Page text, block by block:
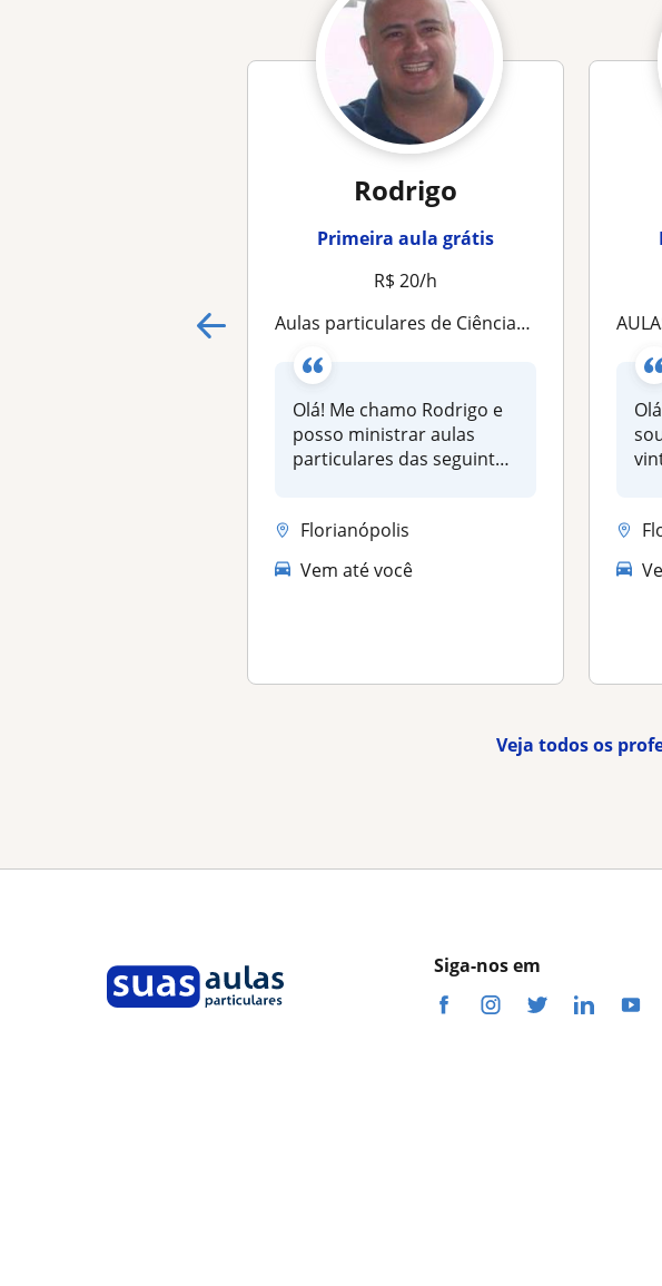
Rodrigo
Primeira aula grátis
R$ 20/h
Aulas particulares de Ciências Humanas, para alunos do Ensino Fundamental II, do Ensino Médio e de Graduações
Olá! Me chamo Rodrigo e
posso ministrar aulas
particulares das seguintes
Florianópolis
Vem até você
AULAS
Veja todos os
Siga-nos em